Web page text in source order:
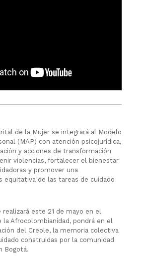
de la Mujer se integrará al Modelo
(MAP) con atención psicojurídica,
y acciones de transformación
violencias, fortalecer el bienestar
y promover una
equitativa de las tareas de cuidado
realizará este 21 de mayo en el
la Afrocolombianidad, pondrá en el
del Creole, la memoria colectiva
construidas por la comunidad
Bogotá.